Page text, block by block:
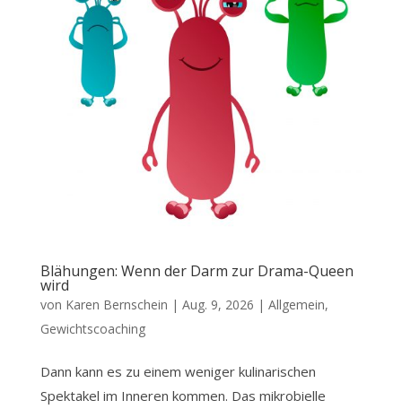
Blähungen: Wenn der Darm zur Drama-Queen
wird
von Karen Bernschein | Aug. 9, 2026 | Allgemein,
Gewichtscoaching
Dann kann es zu einem weniger kulinarischen
Spektakel im Inneren kommen. Das mikrobielle